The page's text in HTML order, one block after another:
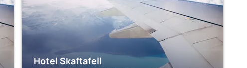
Hotel Skaftafell